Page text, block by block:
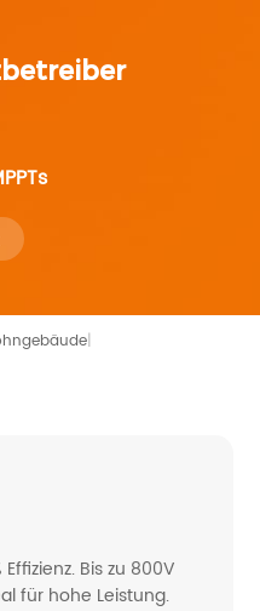
|
Bis zu 800V
für hohe Leistung.